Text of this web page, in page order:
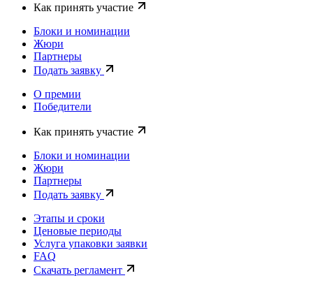
Как принять участие
Блоки и номинации
Жюри
Партнеры
Подать заявку
О премии
Победители
Как принять участие
Блоки и номинации
Жюри
Партнеры
Подать заявку
Этапы и сроки
Ценовые периоды
Услуга упаковки заявки
FAQ
Скачать регламент